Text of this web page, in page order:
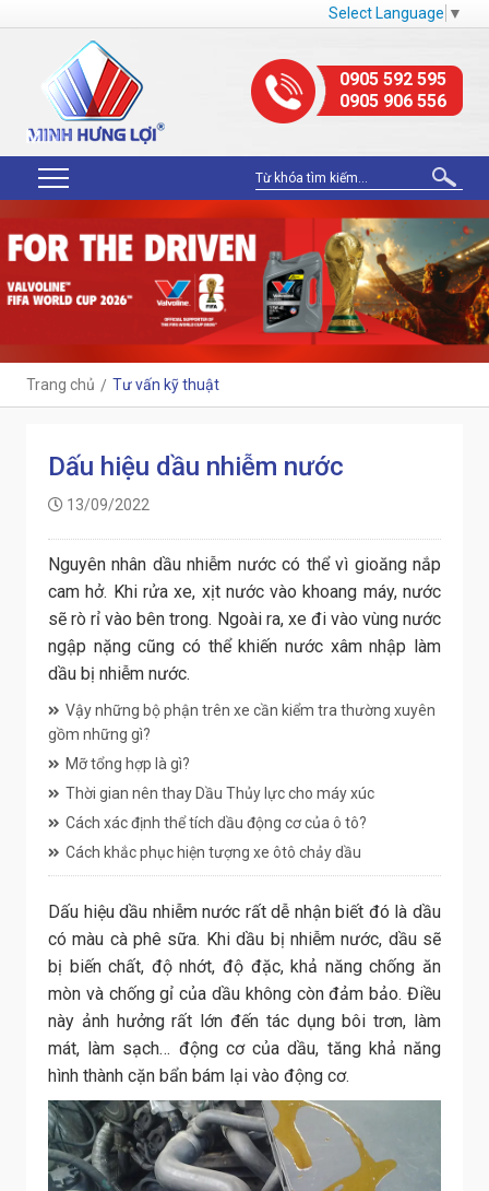
Select Language ▼
0905 592 595
0905 906 556
Trang chủ Tư vấn kỹ thuật
Dấu hiệu dầu nhiễm nước
13/09/2022
Nguyên nhân dầu nhiễm nước có thể vì gioăng nắp
cam hở. Khi rửa xe, xịt nước vào khoang máy, nước
sẽ rò rỉ vào bên trong. Ngoài ra, xe đi vào vùng nước
ngập nặng cũng có thể khiến nước xâm nhập làm
dầu bị nhiễm nước.
Vậy những bộ phận trên xe cần kiểm tra thường xuyên
gồm những gì?
Mỡ tổng hợp là gì?
Thời gian nên thay Dầu Thủy lực cho máy xúc
Cách xác định thể tích dầu động cơ của ô tô?
Cách khắc phục hiện tượng xe ôtô chảy dầu
Dấu hiệu dầu nhiễm nước rất dễ nhận biết đó là dầu
có màu cà phê sữa. Khi dầu bị nhiễm nước, dầu sẽ
bị biến chất, độ nhớt, độ đặc, khả năng chống ăn
mòn và chống gỉ của dầu không còn đảm bảo. Điều
này ảnh hưởng rất lớn đến tác dụng bôi trơn, làm
mát, làm sạch… động cơ của dầu, tăng khả năng
hình thành cặn bẩn bám lại vào động cơ.